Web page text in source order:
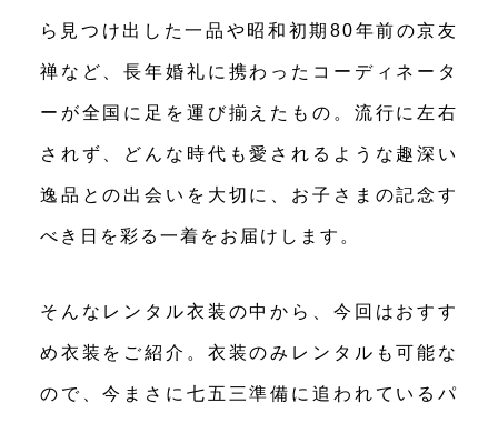
ら見つけ出した一品や昭和初期80年前の京友
禅など、長年婚礼に携わったコーディネータ
ーが全国に足を運び揃えたもの。流行に左右
されず、どんな時代も愛されるような趣深い
逸品との出会いを大切に、お子さまの記念す
べき日を彩る一着をお届けします。
そんなレンタル衣装の中から、今回はおすす
め衣装をご紹介。衣装のみレンタルも可能な
ので、今まさに七五三準備に追われているパ